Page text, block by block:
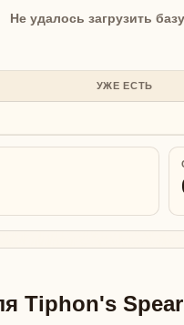
Не удалось загрузить
УЖЕ ЕСТЬ
Tiphon's Spear